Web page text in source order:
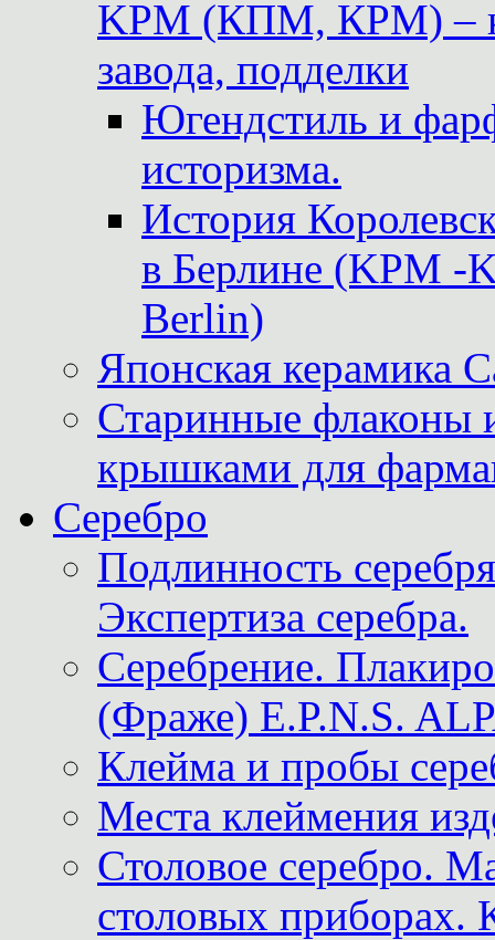
KPM (КПМ, КРМ) –
завода, подделки
Югендстиль и
историзма.
История
в Берлине (KPM -
Berlin)
Японская керамика
Старинные флаконы
крышками для
Серебро
Подлинность
Экспертиза серебра.
Серебрение.
(Фраже) E.P.N.S.
Клейма и пробы
Места клеймения
Столовое серебро.
столовых приборах.